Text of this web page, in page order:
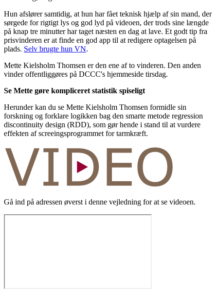
Hun afslører samtidig, at hun har fået teknisk hjælp af sin mand, der
sørgede for rigtigt lys og god lyd på videoen, der trods sine længde
på knap tre minutter har taget næsten en dag at lave. Et godt tip fra
prisvinderen er at finde en god app til at redigere optagelsen på
plads. Selv brugte hun VN.
Mette Kielsholm Thomsen er den ene af to vinderen. Den anden
vinder offentliggøres på DCCC's hjemmeside tirsdag.
Se Mette gøre kompliceret statistik spiseligt
Herunder kan du se Mette Kielsholm Thomsen formidle sin
forskning og forklare logikken bag den smarte metode regression
discontinuity design (RDD), som gør hende i stand til at vurdere
effekten af screeingsprogrammet for tarmkræft.
Gå ind på adressen øverst i denne vejledning for at se videoen.